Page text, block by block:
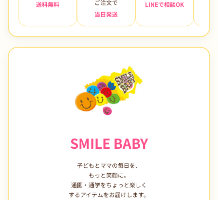
送料無料
ご注文で
当日発送
LINEで相談OK
SMILE BABY
子どもとママの毎日を、
もっと笑顔に。
通園・通学をちょっと楽しく
するアイテムをお届けします。